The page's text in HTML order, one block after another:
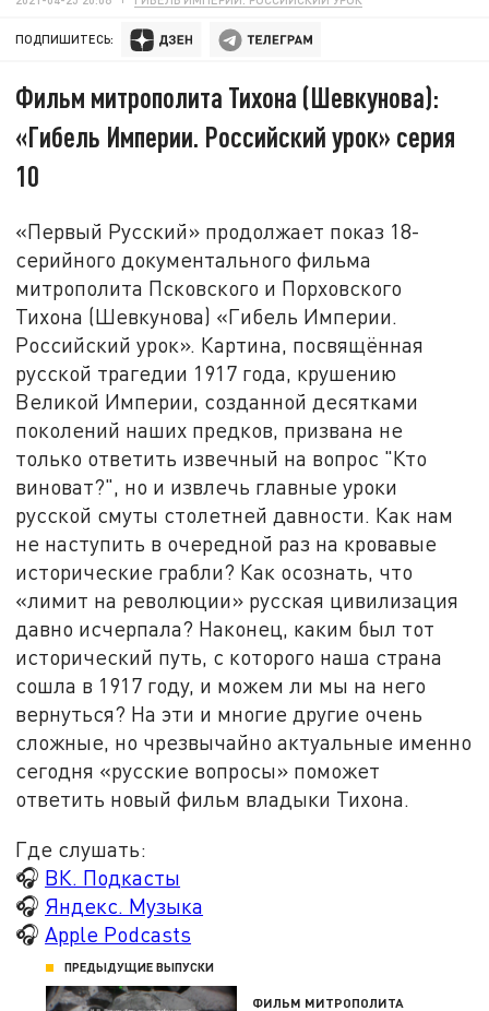
ПОДПИШИТЕСЬ:
Фильм митрополита Тихона (Шевкунова):
«Гибель Империи. Российский урок» серия
10
«Первый Русский» продолжает показ 18-
серийного документального фильма
митрополита Псковского и Порховского
Тихона (Шевкунова) «Гибель Империи.
Российский урок». Картина, посвящённая
русской трагедии 1917 года, крушению
Великой Империи, созданной десятками
поколений наших предков, призвана не
только ответить извечный на вопрос "Кто
виноват?", но и извлечь главные уроки
русской смуты столетней давности. Как нам
не наступить в очередной раз на кровавые
исторические грабли? Как осознать, что
«лимит на революции» русская цивилизация
давно исчерпала? Наконец, каким был тот
исторический путь, с которого наша страна
сошла в 1917 году, и можем ли мы на него
вернуться? На эти и многие другие очень
сложные, но чрезвычайно актуальные именно
сегодня «русские вопросы» поможет
ответить новый фильм владыки Тихона.
Где слушать:
🎧 ВК. Подкасты
🎧 Яндекс. Музыка
🎧 Apple Podcasts
ПРЕДЫДУЩИЕ ВЫПУСКИ
ФИЛЬМ МИТРОПОЛИТА